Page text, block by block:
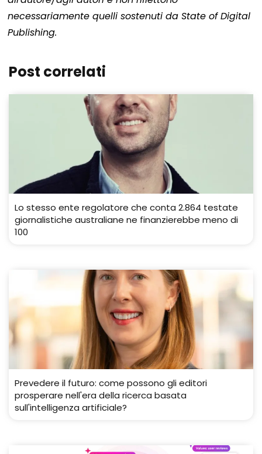
necessariamente quelli sostenuti da State of Digital
Publishing.
Post correlati
Lo stesso ente regolatore che conta 2.864 testate
giornalistiche australiane ne finanzierebbe meno di
100
Prevedere il futuro: come possono gli editori
prosperare nell'era della ricerca basata
sull'intelligenza artificiale?